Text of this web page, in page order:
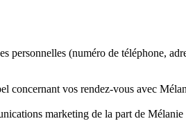
personnelles (numéro de téléphone,
concernant vos rendez-vous avec
marketing de la part de